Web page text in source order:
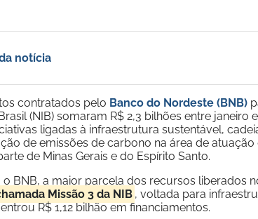
notícia
contratados pelo Banco do Nordeste (BNB)
(NIB) somaram R$ 2,3 bilhões entre janeiro
ligadas à infraestrutura sustentável,
de emissões de carbono na área de
de Minas Gerais e do Espírito Santo.
BNB, a maior parcela dos recursos liberados
Missão 3 da NIB , voltada para
R$ 1,12 bilhão em financiamentos.